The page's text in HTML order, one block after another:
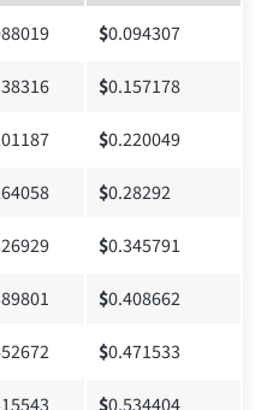
$0.094307
$0.157178
$0.220049
$0.28292
$0.345791
$0.408662
$0.471533